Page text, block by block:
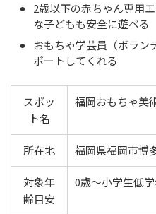
2歳以下の赤ちゃん専用
な子どもも安全に遊べる
おもちゃ学芸員（ボラン
ポートしてくれる
スポッ
ト名
福岡おもちゃ美
所在地 福岡県福岡市博
対象年
齢目安
0歳〜小学生低